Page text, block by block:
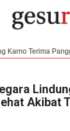
Panggilan
Akibat